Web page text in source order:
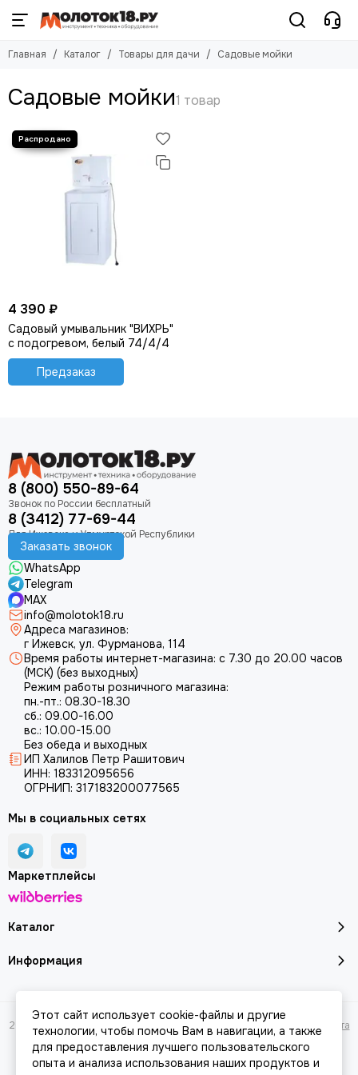
Товары для дачи
Шланги
Лопаты
Садовые мойки
Садовые опрыскиватели
Главная Каталог Товары для дачи Садовые мойки
Садовые мойки
4 390 ₽
Садовый умывальник "ВИХРЬ"
с подогревом, белый 74/4/4
Предзаказ
8 (800) 550-89-64
8 (3412) 77-69-44
Заказать звонок
WhatsApp
Telegram
MAX
info@molotok18.ru
Адреса магазинов:
г Ижевск, ул. Фурманова, 114
Время работы интернет-магазина: с 7.30 до 20.00 часов
(МСК) (без выходных)
Режим работы розничного магазина:
пн.-пт.: 08.30-18.30
сб.: 09.00-16.00
вс.: 10.00-15.00
Без обеда и выходных
ИП Халилов Петр Рашитович
ИНН: 183312095656
ОГРНИП: 317183200077565
Каталог
Информация
Мы в социальных сетях
Маркетплейсы
2026 © Молоток18.ру - инструмент, техника, оборудование. Карта сайта
Этот сайт использует cookie-файлы и другие
технологии, чтобы помочь Вам в навигации, а также
для предоставления лучшего пользовательского
опыта и анализа использования наших продуктов и